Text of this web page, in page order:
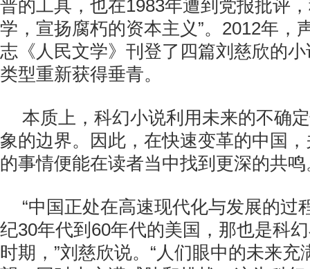
普的工具，也在1983年遭到党报批评
学，宣扬腐朽的资本主义”。2012年，
志《人民文学》刊登了四篇刘慈欣的
类型重新获得垂青。
本质上，科幻小说利用未来的不确
象的边界。因此，在快速变革的中国
的事情便能在读者当中找到更深的共鸣
“中国正处在高速现代化与发展的过
纪30年代到60年代的美国，那也是科
时期，”刘慈欣说。“人们眼中的未来充